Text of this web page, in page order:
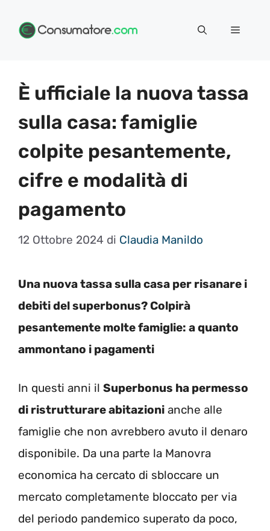
Menu
È ufficiale la nuova tassa
sulla casa: famiglie
colpite pesantemente,
cifre e modalità di
pagamento
12 Ottobre 2024 di Claudia Manildo
Una nuova tassa sulla casa per risanare i
debiti del superbonus? Colpirà
pesantemente molte famiglie: a quanto
ammontano i pagamenti
In questi anni il Superbonus ha permesso
di ristrutturare abitazioni anche alle
famiglie che non avrebbero avuto il denaro
disponibile. Da una parte la Manovra
economica ha cercato di sbloccare un
mercato completamente bloccato per via
del periodo pandemico superato da poco,